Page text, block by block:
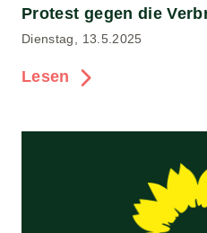
Protest gegen die
Dienstag, 13.5.2025
Lesen